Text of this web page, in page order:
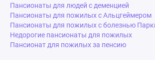
Пансионаты для людей с деменцией
Пансионаты для пожилых с Альцгеймером
Пансионаты для пожилых с болезнью
Недорогие пансионаты для пожилых
Пансионат для пожилых за пенсию